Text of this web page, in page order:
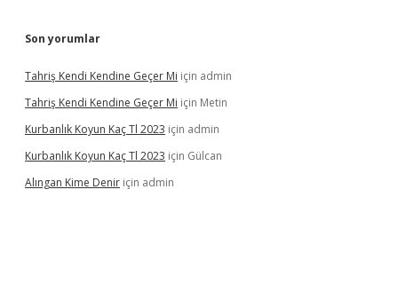
Son yorumlar
Tahriş Kendi Kendine Geçer Mi için admin
Tahriş Kendi Kendine Geçer Mi için Metin
Kurbanlık Koyun Kaç Tl 2023 için admin
Kurbanlık Koyun Kaç Tl 2023 için Gülcan
Alıngan Kime Denir için admin